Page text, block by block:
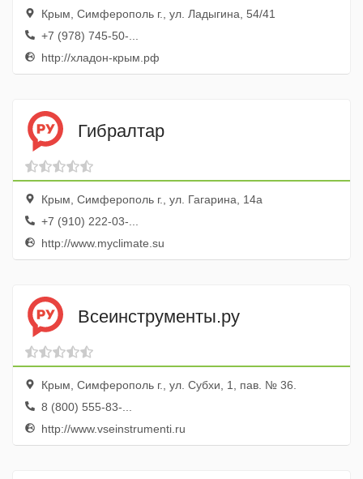
Крым, Симферополь г., ул. Ладыгина, 54/41
+7 (978) 745-50-...
http://хладон-крым.рф
Гибралтар
Крым, Симферополь г., ул. Гагарина, 14а
+7 (910) 222-03-...
http://www.myclimate.su
Всеинструменты.ру
Крым, Симферополь г., ул. Субхи, 1, пав. № 36.
8 (800) 555-83-...
http://www.vseinstrumenti.ru